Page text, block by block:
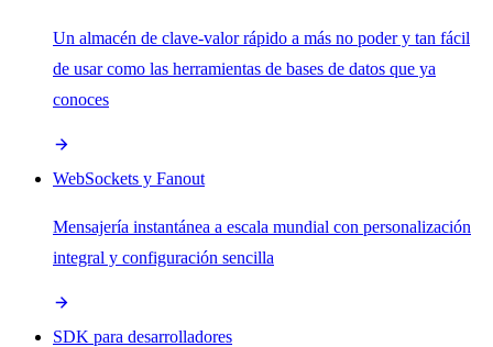
Un almacén de clave-valor rápido a más no poder y tan fácil
de usar como las herramientas de bases de datos que ya
conoces
WebSockets y Fanout
Mensajería instantánea a escala mundial con personalización
integral y configuración sencilla
SDK para desarrolladores